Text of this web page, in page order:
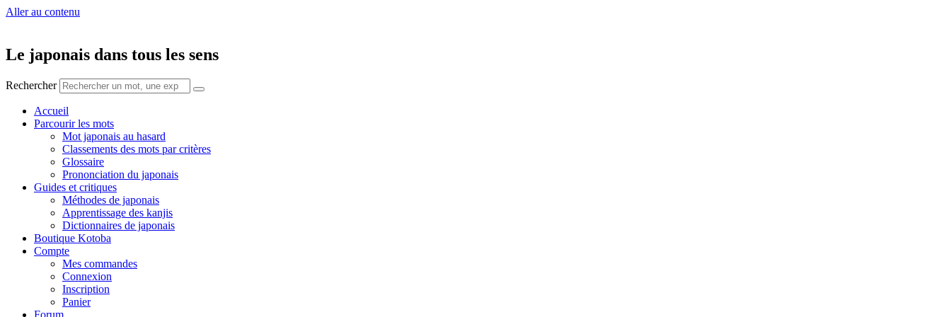
Aller au contenu
Le japonais dans tous les sens
Rechercher
Accueil
Parcourir les mots
Mot japonais au hasard
Classements des mots par critères
Glossaire
Prononciation du japonais
Guides et critiques
Méthodes de japonais
Apprentissage des kanjis
Dictionnaires de japonais
Boutique Kotoba
Compte
Mes commandes
Connexion
Inscription
Panier
Forum